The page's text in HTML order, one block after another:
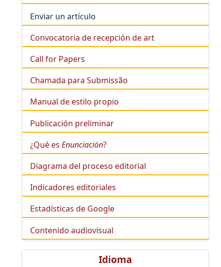
Enviar un artículo
Convocatoria de recepción de art
Call for Papers
Chamada para Submissão
Manual de estilo propio
Publicación preliminar
¿Qué es Enunciación?
Diagrama del proceso editorial
Indicadores editoriales
Estadísticas de Google
Contenido audiovisual
Idioma